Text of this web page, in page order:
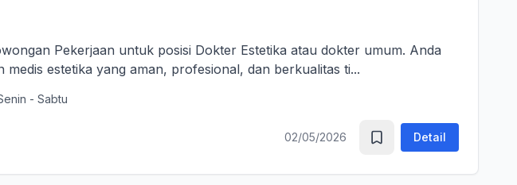
Pekerjaan untuk posisi Dokter Estetika atau dokter umum. Anda
estetika yang aman, profesional, dan berkualitas ti...
- Sabtu
02/05/2026 Detail